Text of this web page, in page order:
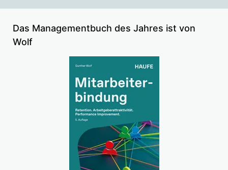
Das Managementbuch des Jahres ist von
Wolf